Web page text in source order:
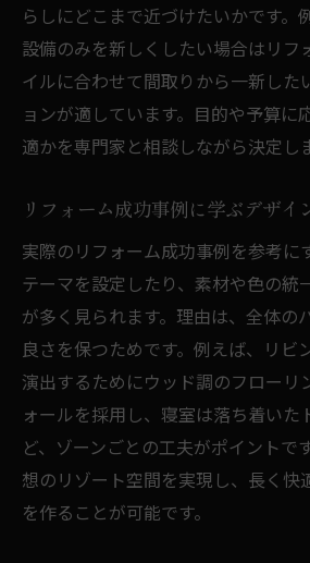
らしにどこまで近づけたいかです。
設備のみを新しくしたい場合はリフ
イルに合わせて間取りから一新した
ョンが適しています。目的や予算に
適かを専門家と相談しながら決定し
リフォーム成功事例に学ぶデザイ
実際のリフォーム成功事例を参考に
テーマを設定したり、素材や色の統
が多く見られます。理由は、全体の
良さを保つためです。例えば、リビ
演出するためにウッド調のフローリ
ォールを採用し、寝室は落ち着いた
ど、ゾーンごとの工夫がポイントで
想のリゾート空間を実現し、長く快
を作ることが可能です。